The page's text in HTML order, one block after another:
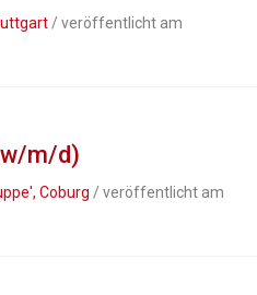
/ veröffentlicht am
m/d)
Coburg / veröffentlicht am